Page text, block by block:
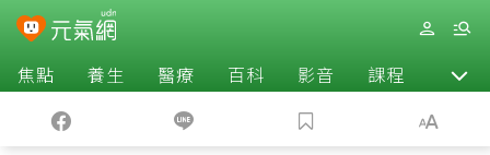
焦點 養生 醫療 百科 影音 課程 退休